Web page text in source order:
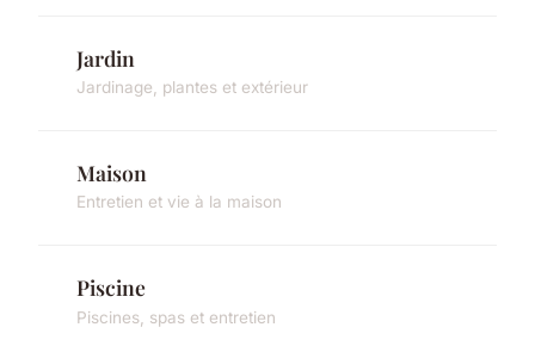
Jardin
Jardinage, plantes et extérieur
Maison
Entretien et vie à la maison
Piscine
Piscines, spas et entretien